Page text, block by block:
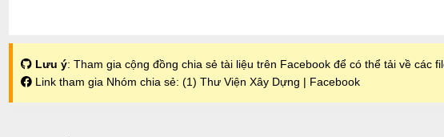
Lưu ý: Tham gia cộng đồng chia sẻ tài liệu trên Facebook để có thể tải về các
Link tham gia Nhóm chia sẻ: (1) Thư Viện Xây Dựng | Facebook